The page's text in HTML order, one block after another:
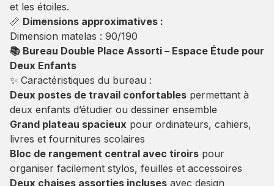
et les étoiles.
📏 Dimensions approximatives :
Dimension matelas : 90/190
📚 Bureau Double Place Assorti – Espace Étude pour
Deux Enfants
✨ Caractéristiques du bureau :
Deux postes de travail confortables permettant à
deux enfants d’étudier ou dessiner ensemble
Grand plateau spacieux pour ordinateurs, cahiers,
livres et fournitures scolaires
Bloc de rangement central avec tiroirs pour
organiser facilement stylos, feuilles et accessoires
Deux chaises assorties incluses avec design